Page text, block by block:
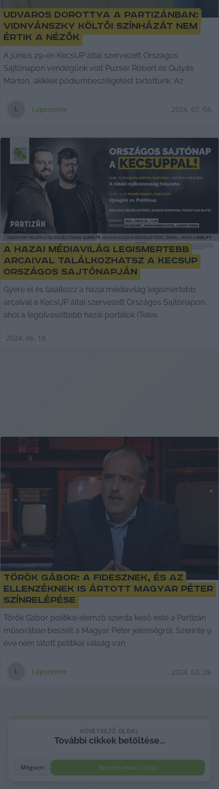
Udvaros Dorottya a Partizánban:
Vidnyánszky költői színházát nem
értik a nézők
A június 29-én KecsUP által szervezett Országos
Sajtónapon vendégünk volt Puzsér Róbert és Gulyás
Márton, akikkel pódiumbeszélgetést tartottunk. Az
L Lapszemle 2024. 07. 04.
A hazai médiavilág legismertebb
arcaival találkozhatsz a KecsUP
Országos Sajtónapján
Gyere el és találkozz a hazai médiavilág legismertebb
arcaival a KecsUP által szervezett Országos Sajtónapon,
ahol a legolvasottabb hazai portálok (Telex,
2024. 06. 18.
Török Gábor: a Fidesznek, és az
ellenzéknek is ártott Magyar Péter
színrelépése
Török Gábor politikai elemző szerda késő este a Partizán
műsorában beszélt a Magyar Péter jelenségről. Szerinte 9
éve nem látott politikai válság van
L Lapszemle 2024. 03. 28.
KÖVETKEZŐ OLDAL
További cikkek betöltése...
Mégsem Betöltés most (2mp)